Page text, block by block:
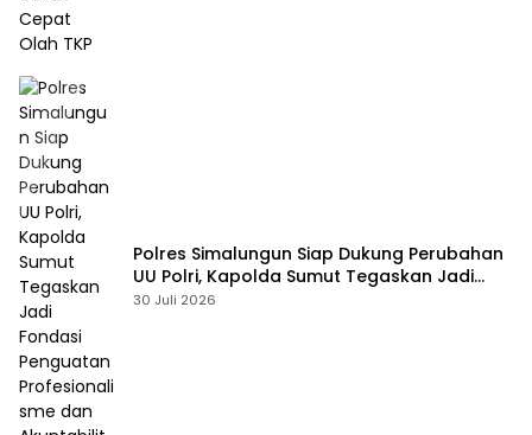
Polres Simalungun Siap Dukung Perubahan
UU Polri, Kapolda Sumut Tegaskan Jadi
Fondasi Penguatan Profesionalisme dan
30 Juli 2026